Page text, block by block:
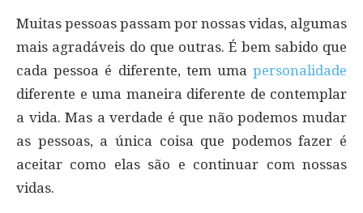
Muitas pessoas passam por nossas vidas, algumas
mais agradáveis do que outras. É bem sabido que
cada pessoa é diferente, tem uma personalidade
diferente e uma maneira diferente de contemplar
a vida. Mas a verdade é que não podemos mudar
as pessoas, a única coisa que podemos fazer é
aceitar como elas são e continuar com nossas
vidas.